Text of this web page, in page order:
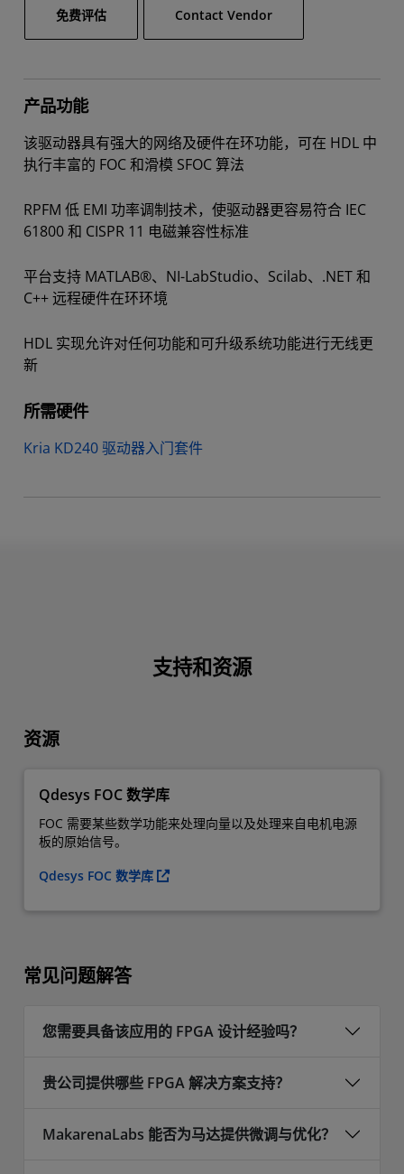
免费评估 Contact Vendor
产品功能
该驱动器具有强大的网络及硬件在环功能，可在 HDL 中
执行丰富的 FOC 和滑模 SFOC 算法
RPFM 低 EMI 功率调制技术，使驱动器更容易符合 IEC
61800 和 CISPR 11 电磁兼容性标准
平台支持 MATLAB®、NI-LabStudio、Scilab、.NET 和
C++ 远程硬件在环环境
HDL 实现允许对任何功能和可升级系统功能进行无线更
新
所需硬件
Kria KD240 驱动器入门套件
支持和资源
资源
Qdesys FOC 数学库
FOC 需要某些数学功能来处理向量以及处理来自电机电源
板的原始信号。
Qdesys FOC 数学库
常见问题解答
您需要具备该应用的 FPGA 设计经验吗？
贵公司提供哪些 FPGA 解决方案支持？
MakarenaLabs 能否为马达提供微调与优化？